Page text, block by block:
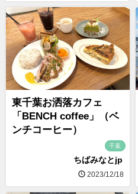
東千葉お洒落カフェ
「BENCH coffee」（ベ
ンチコーヒー）
千葉
ちばみなとjp
2023/12/18